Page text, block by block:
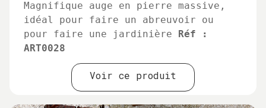
Magnifique auge en pierre massive,
idéal pour faire un abreuvoir ou
pour faire une jardinière Réf :
ART0028
Voir ce produit